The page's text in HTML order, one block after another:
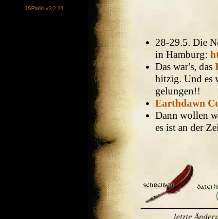
JSPWiki v2.2.28
28-29.5. Die
in Hamburg:
Das war's, das
hitzig. Und es
gelungen!!
Earthdawn
Dann wollen
es ist an der
letzte